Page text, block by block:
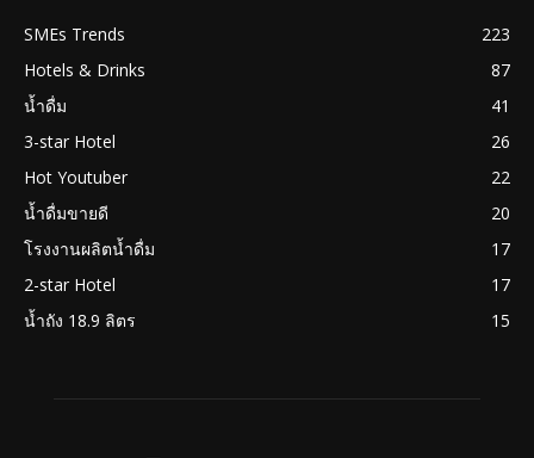
SMEs Trends
223
Hotels & Drinks
87
น้ำดื่ม
41
3-star Hotel
26
Hot Youtuber
22
น้ำดื่มขายดี
20
โรงงานผลิตน้ำดื่ม
17
2-star Hotel
17
น้ำถัง 18.9 ลิตร
15